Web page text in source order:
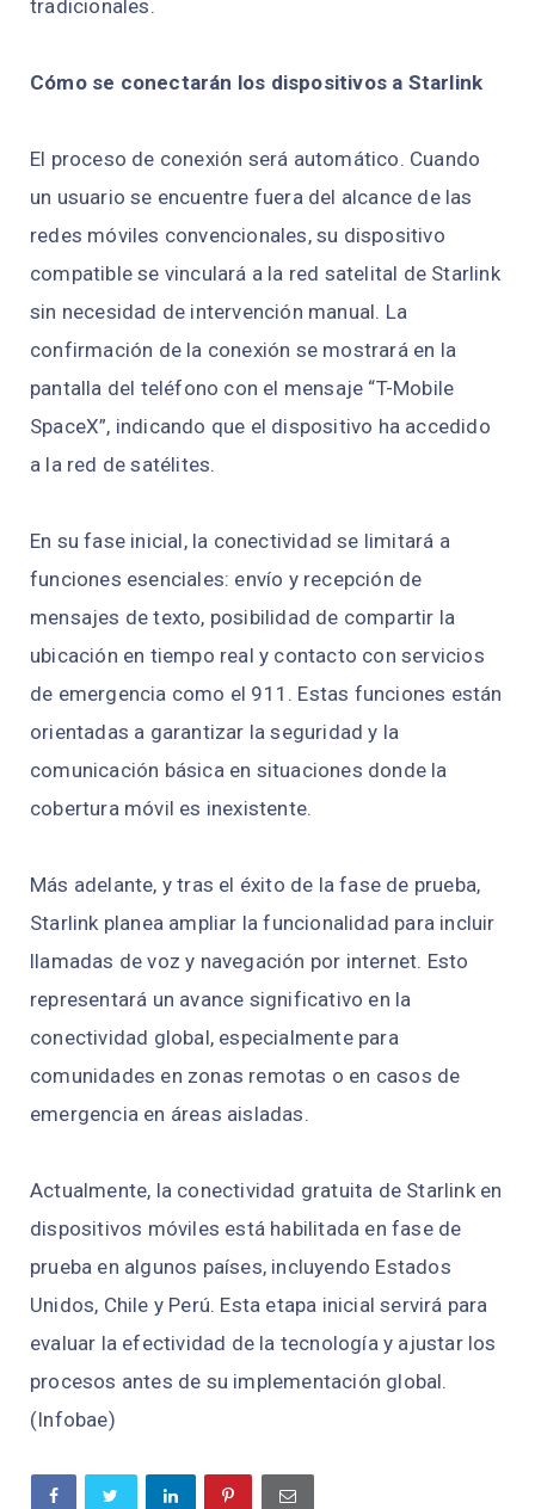
tradicionales.
Cómo se conectarán los dispositivos a Starlink
El proceso de conexión será automático. Cuando
un usuario se encuentre fuera del alcance de las
redes móviles convencionales, su dispositivo
compatible se vinculará a la red satelital de Starlink
sin necesidad de intervención manual. La
confirmación de la conexión se mostrará en la
pantalla del teléfono con el mensaje “T-Mobile
SpaceX”, indicando que el dispositivo ha accedido
a la red de satélites.
En su fase inicial, la conectividad se limitará a
funciones esenciales: envío y recepción de
mensajes de texto, posibilidad de compartir la
ubicación en tiempo real y contacto con servicios
de emergencia como el 911. Estas funciones están
orientadas a garantizar la seguridad y la
comunicación básica en situaciones donde la
cobertura móvil es inexistente.
Más adelante, y tras el éxito de la fase de prueba,
Starlink planea ampliar la funcionalidad para incluir
llamadas de voz y navegación por internet. Esto
representará un avance significativo en la
conectividad global, especialmente para
comunidades en zonas remotas o en casos de
emergencia en áreas aisladas.
Actualmente, la conectividad gratuita de Starlink en
dispositivos móviles está habilitada en fase de
prueba en algunos países, incluyendo Estados
Unidos, Chile y Perú. Esta etapa inicial servirá para
evaluar la efectividad de la tecnología y ajustar los
procesos antes de su implementación global.
(Infobae)